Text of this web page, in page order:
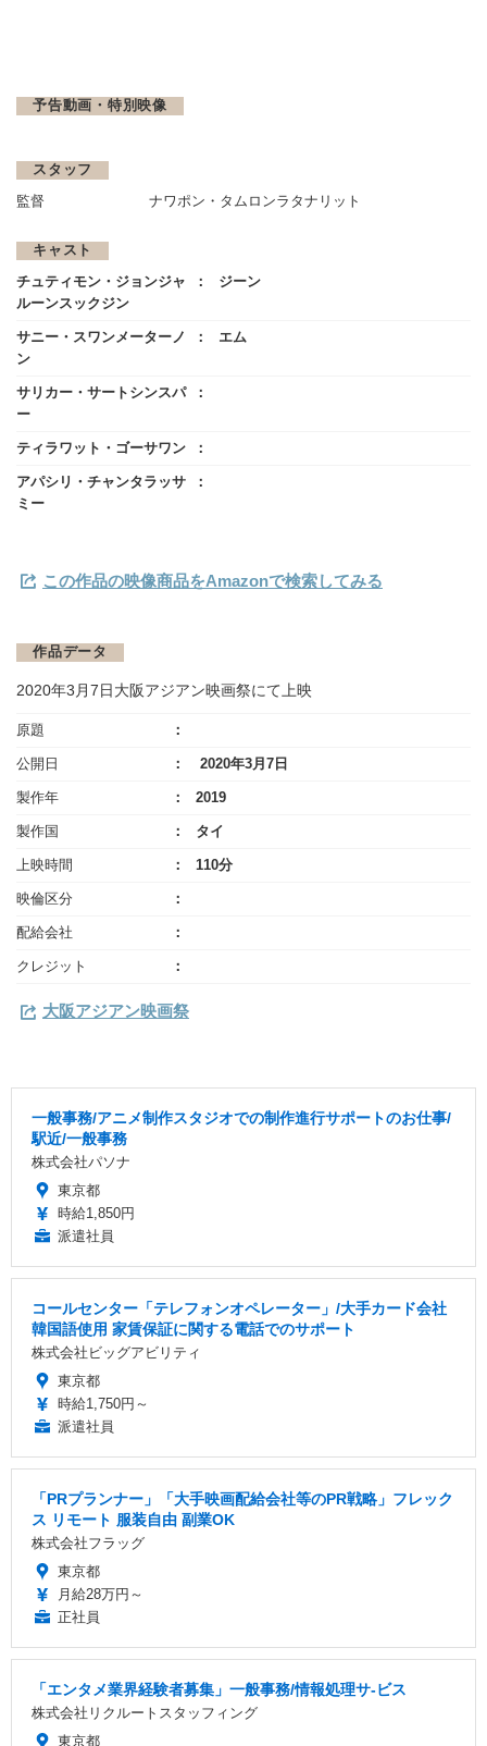
予告動画・特別映像
スタッフ
監督 ナワポン・タムロンラタナリット
キャスト
チュティモン・ジョンジャ
ルーンスックジン
ジーン
サニー・スワンメーターノ
ン
エム
サリカー・サートシンスパ
ー
ティラワット・ゴーサワン
アパシリ・チャンタラッサ
ミー
この作品の映像商品をAmazonで検索してみる
作品データ
2020年3月7日大阪アジアン映画祭にて上映
原題
公開日 2020年3月7日
製作年 2019
製作国 タイ
上映時間 110分
映倫区分
配給会社
クレジット
大阪アジアン映画祭
一般事務/アニメ制作スタジオでの制作進行サポートのお仕事/
駅近/一般事務
株式会社パソナ
東京都
時給1,850円
派遣社員
コールセンター「テレフォンオペレーター」/大手カード会社
韓国語使用 家賃保証に関する電話でのサポート
株式会社ビッグアビリティ
東京都
時給1,750円～
派遣社員
「PRプランナー」「大手映画配給会社等のPR戦略」フレック
ス リモート 服装自由 副業OK
株式会社フラッグ
東京都
月給28万円～
正社員
「エンタメ業界経験者募集」一般事務/情報処理サ-ビス
株式会社リクルートスタッフィング
東京都